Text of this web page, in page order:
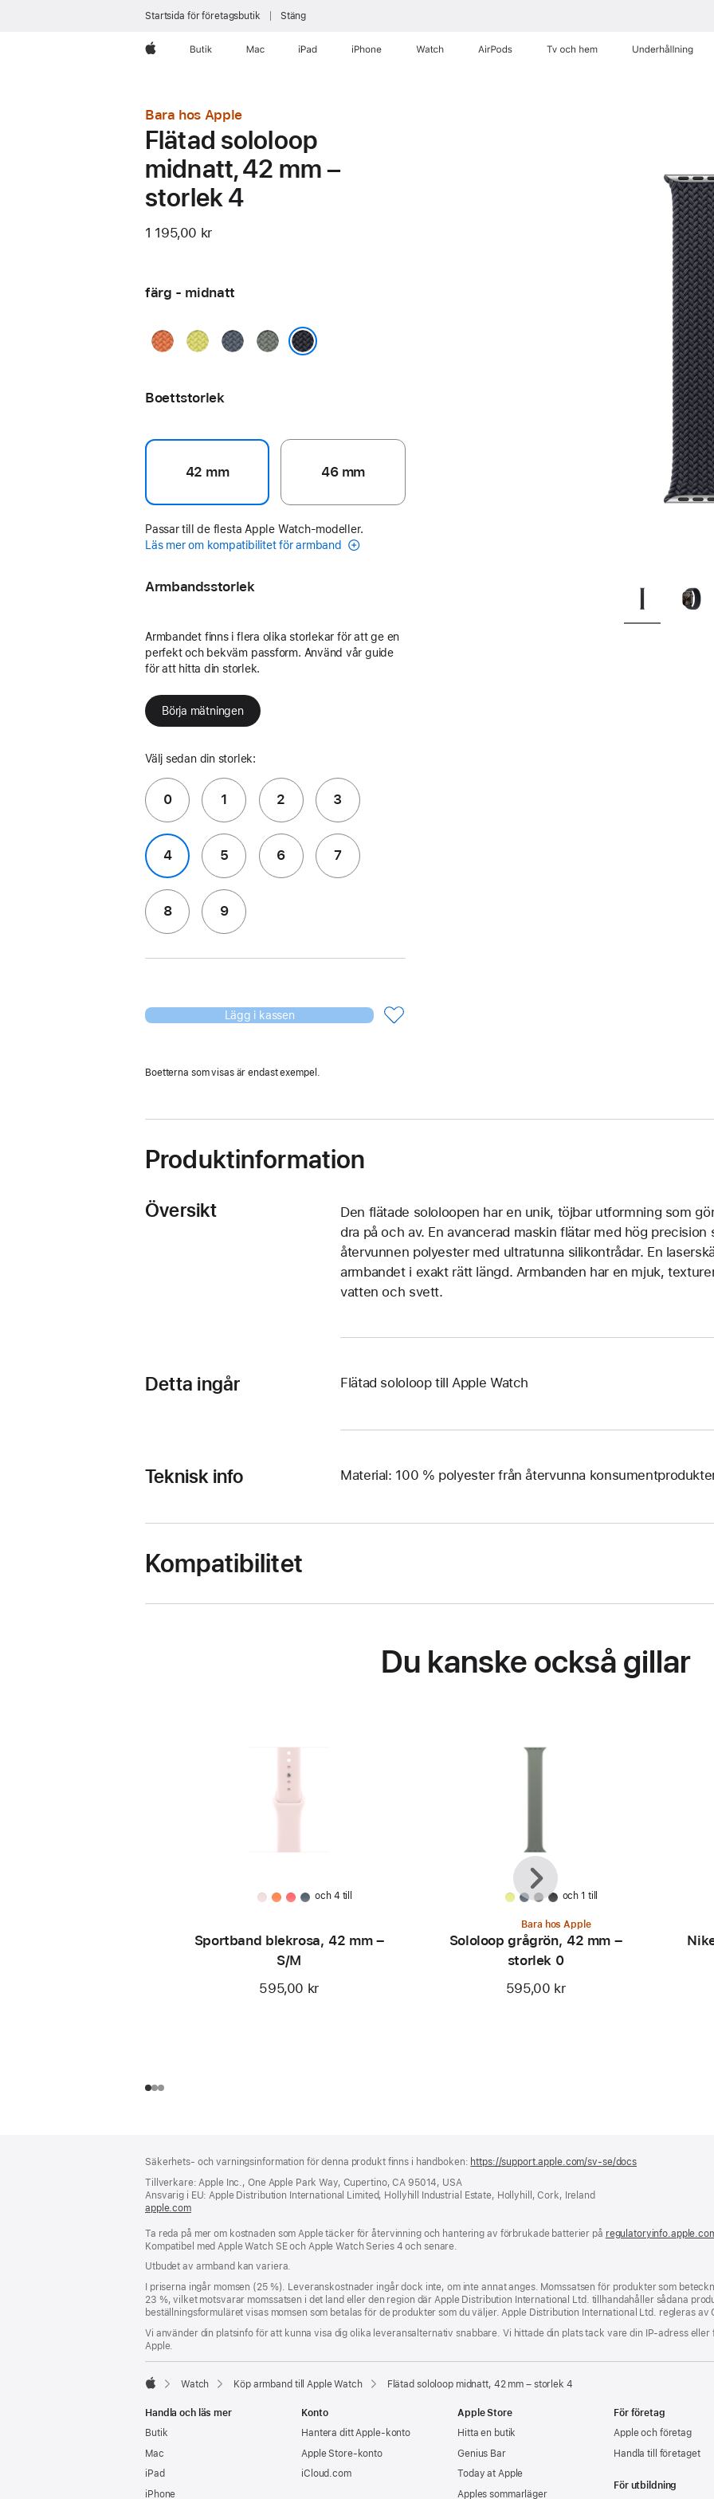
Startsida för företagsbutik Stäng
AppleButik Mac iPad iPhone Watch AirPods Tv och hem Underhållning
Bara hos Apple
Flätad sololoop
midnatt, 42 mm –
storlek 4
1 195,00 kr
färg - midnatt
gurkmejaneongulankarblågrågrön
Boettstorlek
42 mm 46 mm
Passar till de flesta Apple Watch-modeller.
Läs mer om kompatibilitet för armband
Armbandsstorlek
Armbandet finns i flera olika storlekar för att ge en
perfekt och bekväm passform. Använd vår guide
för att hitta din storlek.
Börja mätningen
Välj sedan din storlek:
0 1 2 3
4 5 6 7
8 9
Lägg i kassen
Boetterna som visas är endast exempel.
Produktinformation
Översikt
Den flätade sololoopen har en unik, töjbar utformning som
dra på och av. En avancerad maskin flätar med hög
återvunnen polyester med ultratunna silikontrådar. En
armbandet i exakt rätt längd. Armbanden har en mjuk,
vatten och svett.
Detta ingår Flätad sololoop till Apple Watch
Teknisk info Material: 100 % polyester från återvunna
Kompatibilitet
Du kanske också gillar
och 4 till
Sportband blekrosa, 42 mm –
S/M
595,00 kr
och 1 till
Bara hos Apple
Sololoop grågrön, 42 mm –
storlek 0
595,00 kr
Föregående
Nästa
Säkerhets- och varningsinformation för denna produkt finns i handboken: https://support.apple.com/sv-se/docs
Tillverkare: Apple Inc., One Apple Park Way, Cupertino, CA 95014, USA
Ansvarig i EU: Apple Distribution International Limited, Hollyhill Industrial Estate, Hollyhill, Cork, Ireland
apple.com(öppnas
ett
nytt
fönster)
Ta reda på mer om kostnaden som Apple täcker för återvinning och hantering av förbrukade batterier på
Kompatibel med Apple Watch SE och Apple Watch Series 4 och senare.
Utbudet av armband kan variera.
I priserna ingår momsen (25 %). Leveranskostnader ingår dock inte, om inte annat anges. Momssatsen för produkter som
23 %, vilket motsvarar momssatsen i det land eller den region där Apple Distribution International Ltd. tillhandahåller sådana
beställningsformuläret visas momsen som betalas för de produkter som du väljer. Apple Distribution International Ltd. regleras av
Vi använder din platsinfo för att kunna visa dig olika leveransalternativ snabbare. Vi hittade din plats tack vare din IP-adress
Apple.
Watch Köp armband till Apple Watch Flätad sololoop midnatt, 42 mm – storlek 4
Handla och läs mer
Butik
Mac
iPad
iPhone
Konto
Hantera ditt Apple‑konto
Apple Store-konto
iCloud.com
Apple Store
Hitta en butik
Genius Bar
Today at Apple
Apples sommarläger
För företag
Apple och företag
Handla till företaget
För utbildning